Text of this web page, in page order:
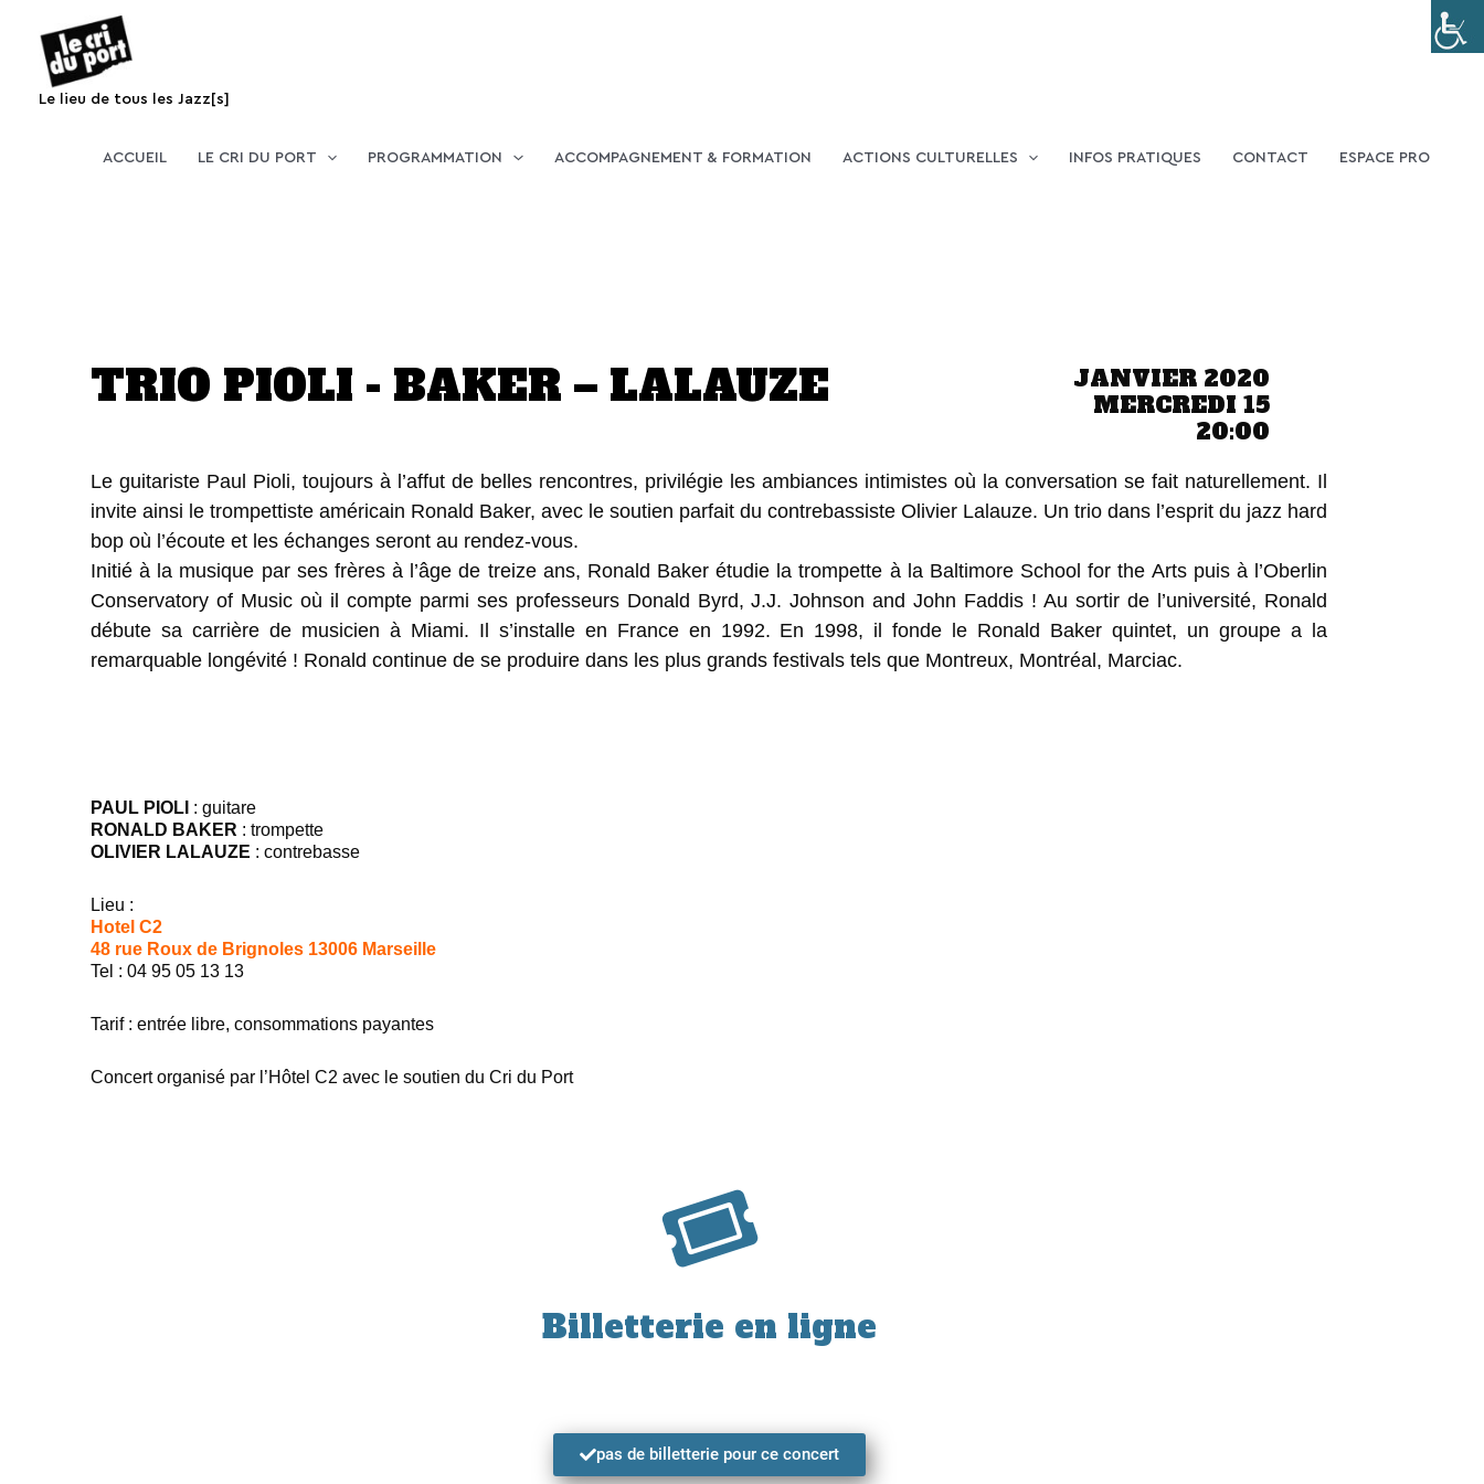
contenu
Le lieu de tous les Jazz[s]
ACCUEIL LE CRI DU PORT PROGRAMMATION ACCOMPAGNEMENT & FORMATION ACTIONS CULTURELLES INFOS PRATIQUES CONTACT ESPACE PRO
TRIO PIOLI - BAKER – LALAUZE
JANVIER 2020
MERCREDI 15
20:00
Le guitariste Paul Pioli, toujours à l’affut de belles rencontres, privilégie les ambiances intimistes où la conversation se fait naturellement. Il
invite ainsi le trompettiste américain Ronald Baker, avec le soutien parfait du contrebassiste Olivier Lalauze. Un trio dans l’esprit du jazz hard
bop où l’écoute et les échanges seront au rendez-vous.
Initié à la musique par ses frères à l’âge de treize ans, Ronald Baker étudie la trompette à la Baltimore School for the Arts puis à l’Oberlin
Conservatory of Music où il compte parmi ses professeurs Donald Byrd, J.J. Johnson and John Faddis ! Au sortir de l’université, Ronald
débute sa carrière de musicien à Miami. Il s’installe en France en 1992. En 1998, il fonde le Ronald Baker quintet, un groupe a la
remarquable longévité ! Ronald continue de se produire dans les plus grands festivals tels que Montreux, Montréal, Marciac.
PAUL PIOLI : guitare
RONALD BAKER : trompette
OLIVIER LALAUZE : contrebasse
Lieu :
Hotel C2
48 rue Roux de Brignoles 13006 Marseille
Tel : 04 95 05 13 13
Tarif : entrée libre, consommations payantes
Concert organisé par l’Hôtel C2 avec le soutien du Cri du Port
Billetterie en ligne
pas de billetterie pour ce concert